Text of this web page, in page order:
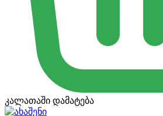
კალათაში დამატება